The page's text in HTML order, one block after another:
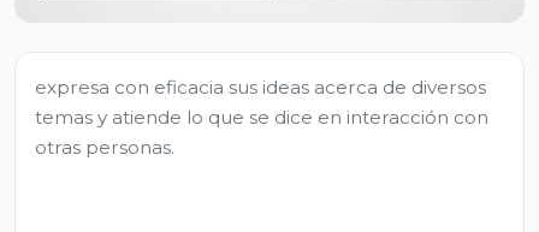
expresa con eficacia sus ideas acerca de diversos
temas y atiende lo que se dice en interacción con
otras personas.